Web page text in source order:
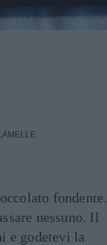
fondente.
nessuno. Il
e godetevi la